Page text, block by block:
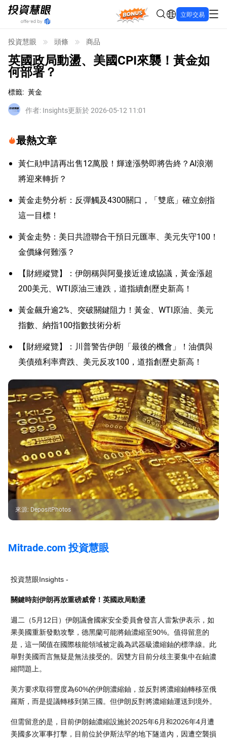
Bonus 立即交易
投資慧眼 頭條 商品
英國政局動盪、美國CPI來襲！黃金如
何部署？
標籤: 黃金
作者: Insights更新於 2026-05-12 11:01
最熱文章
黃仁勛申請再出售12萬股！輝達漲勢即將告終？AI浪潮
將迎來轉折？
黃金走勢分析：反彈觸及4300關口，「雙底」確立劍指
這一目標！
黃金走勢：美日共證聯合干預日元匯率、美元失守100！
金價緣何難漲？
【財經縱覽】：伊朗稱與阿曼接近達成協議，黃金漲超
200美元、WTI原油三連跌，道指續創歷史新高！
黃金飆升逾2%、突破關鍵阻力！黃金、WTI原油、美元
指數、納指100指數技術分析
【財經縱覽】：川普警告伊朗「最後的機會」！油價與
美債殖利率齊跌、美元反攻100，道指創歷史新高！
來源: DepositPhotos
Mitrade.com 投資慧眼
投資慧眼Insights -
關鍵時刻伊朗再放重磅威脅！英國政局動盪
週二（5月12日）伊朗議會國家安全委員會發言人雷紮伊表示，如
果美國重新發動攻擊，德黑蘭可能將鈾濃縮至90%。值得留意的
是，這一閾值在國際核能領域被定義為‌武器級濃縮鈾‌的標準線。此
舉對美國而言無疑是無法接受的。因雙方目前分歧主要集中在鈾濃
縮問題上。
美方要求取得豐度為60%的伊朗濃縮鈾，並反對將濃縮鈾轉移至俄
羅斯，而是提議轉移到第三國。但伊朗反對將濃縮鈾運送到境外。
但需留意的是，目前伊朗鈾濃縮設施於2025年6月和2026年4月遭
美國多次軍事打擊，目前位於伊斯法罕‌的地下隧道內，因遭空襲損